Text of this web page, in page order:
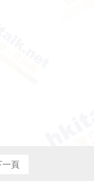
一頁